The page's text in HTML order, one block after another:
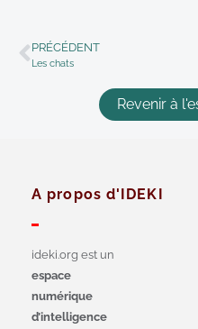
PRÉCÉDENT
Les chats
Revenir à
A propos d'IDEKI
ideki.org est un
espace
numérique
d’intelligence